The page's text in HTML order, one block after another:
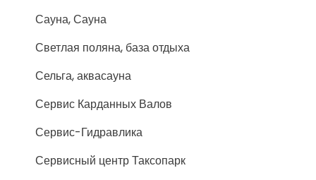
Сауна, Сауна
Светлая поляна, база отдыха
Сельга, аквасауна
Сервис Карданных Валов
Сервис-Гидравлика
Сервисный центр Таксопарк